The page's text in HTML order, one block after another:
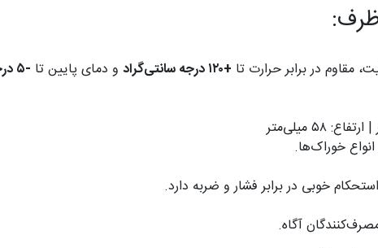
+۱۲۰ درجه سانتی‌گراد و دمای پایین تا -۵ درجه سانتی‌گراد
خوراک‌ها.
خوبی در برابر فشار و ضربه دارد.
آگاه.